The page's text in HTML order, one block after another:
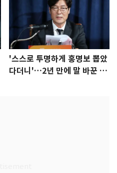
'스스로 투명하게 홍명보 뽑았
다더니'…2년 만에 말 바꾼 이